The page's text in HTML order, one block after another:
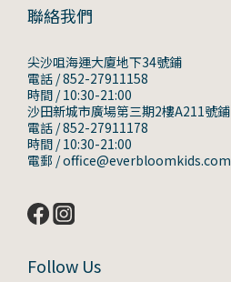
聯絡我們
尖沙咀海運大廈地下34號鋪
電話 / 852-27911158
時間 / 10:30-21:00
沙田新城市廣場第三期2樓A211號鋪
電話 / 852-27911178
時間 / 10:30-21:00
電郵 / office@everbloomkids.com
Follow Us